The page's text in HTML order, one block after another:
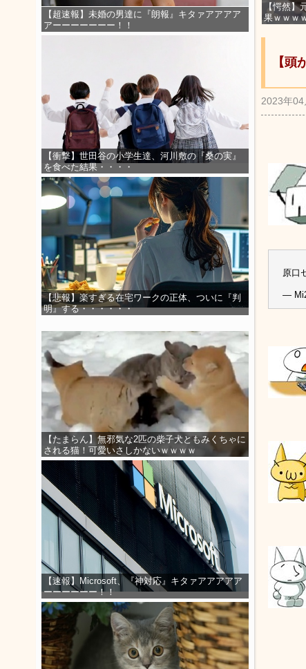
【超速報】未婚の男達に『朗報』キタァアアアア
アーーーーーーー！！
【衝撃】世田谷の小学生達、河川敷の『桑の実』
を食べた結果・・・・
【悲報】楽すぎる在宅ワークの正体、ついに『判
明』する・・・・・・
【たまらん】無邪気な2匹の柴子犬ともみくちゃに
される猫！可愛いさしかないｗｗｗｗ
【速報】Microsoft、『神対応』キタァアアアアア
ーーーーーー！！
【愕然
果ｗｗｗ
【
2023年04
原口
—